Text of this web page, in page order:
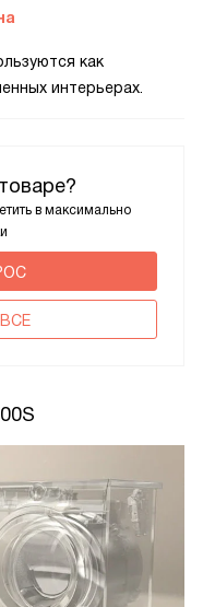
в максимально
как
интерьерах.